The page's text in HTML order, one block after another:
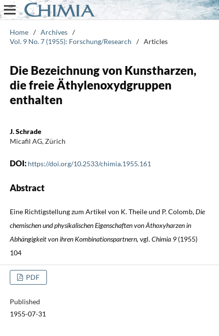
Home / Archives /
Vol. 9 No. 7 (1955): Forschung/Research
/ Articles
Die Bezeichnung von Kunstharzen,
die freie Äthylenoxydgruppen
enthalten
J. Schrade
Micafil AG, Zürich
DOI: https://doi.org/10.2533/chimia.1955.161
Abstract
Eine Richtigstellung zum Artikel von K. Theile und P. Colomb,Die
chemischen und physikalischen Eigenschaften von Äthoxyharzen in
Abhängigkeit von ihren Kombinationspartnern, vgl.Chimia 9 (1955)
104
PDF
Published
1955-07-31